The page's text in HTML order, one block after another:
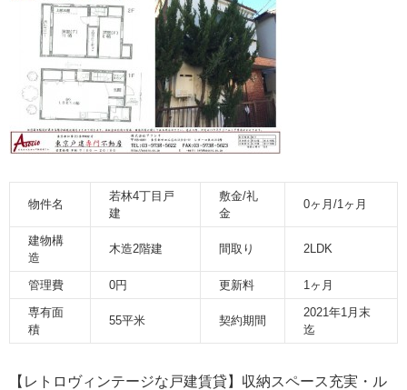
物件名
若林4丁目戸
建
敷金/礼
金
0ヶ月/1ヶ月
建物構
造
木造2階建 間取り 2LDK
管理費 0円 更新料
1ヶ月
専有面
積
55平米 契約期間
2021年1月末
迄
【レトロヴィンテージな戸建賃貸】収納スペース充実・ル